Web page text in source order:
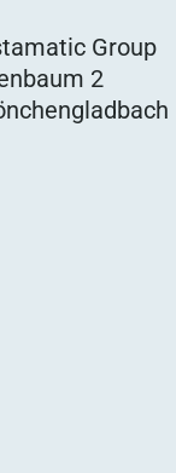
Group
2